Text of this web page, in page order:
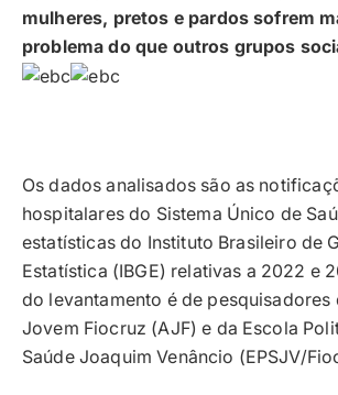
mulheres, pretos e pardos sofrem
problema do que outros grupos
Os dados analisados são as
hospitalares do Sistema Único de
estatísticas do Instituto Brasileiro de
Estatística (IBGE) relativas a 2022 e
do levantamento é de pesquisadores
Jovem Fiocruz (AJF) e da Escola
Saúde Joaquim Venâncio (EPSJV/